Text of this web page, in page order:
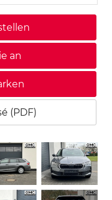
an
(PDF)